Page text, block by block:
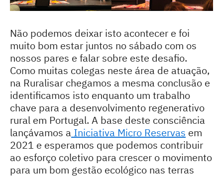
Não podemos deixar isto acontecer e foi
muito bom estar juntos no sábado com os
nossos pares e falar sobre este desafio.
Como muitas colegas neste área de atuação,
na Ruralisar chegamos a mesma conclusão e
identificamos isto enquanto um trabalho
chave para a desenvolvimento regenerativo
rural em Portugal. A base deste consciência
lançávamos a Iniciativa Micro Reservas em
2021 e esperamos que podemos contribuir
ao esforço coletivo para crescer o movimento
para um bom gestão ecológico nas terras